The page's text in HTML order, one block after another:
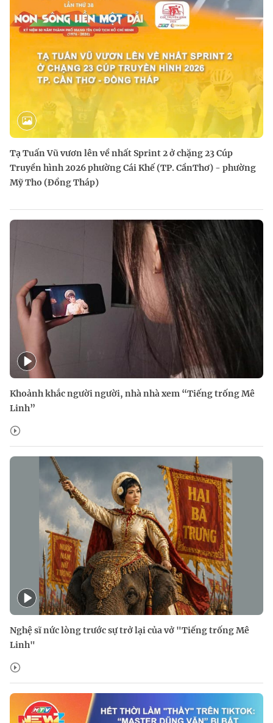
Tạ Tuấn Vũ vươn lên về nhất Sprint 2 ở chặng 23 Cúp
Truyền hình 2026 phường Cái Khế (TP. CầnThơ) - phường
Mỹ Tho (Đồng Tháp)
Khoảnh khắc người người, nhà nhà xem “Tiếng trống Mê
Linh”
Nghệ sĩ nức lòng trước sự trở lại của vở "Tiếng trống Mê
Linh"